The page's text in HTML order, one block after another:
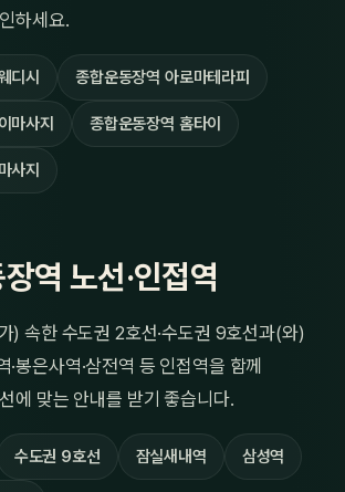
하세요.
디시 종합운동장역 아로마테라피
마사지 종합운동장역 홈타이
사지
역 노선·인접역
) 속한 수도권 2호선·수도권 9호선과(와)
·봉은사역·삼전역 등 인접역을 함께
에 맞는 안내를 받기 좋습니다.
수도권 9호선 잠실새내역 삼성역